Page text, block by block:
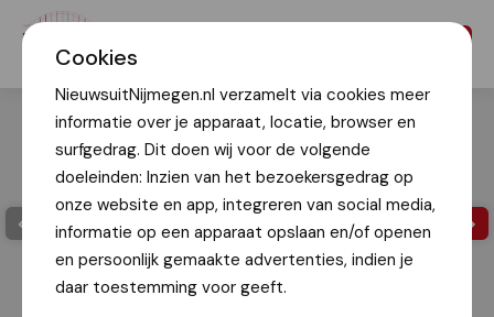
Cookies
NieuwsuitNijmegen.nl verzamelt via cookies meer
informatie over je apparaat, locatie, browser en
surfgedrag. Dit doen wij voor de volgende
doeleinden: Inzien van het bezoekersgedrag op
onze website en app, integreren van social media,
informatie op een apparaat opslaan en/of openen
en persoonlijk gemaakte advertenties, indien je
daar toestemming voor geeft.